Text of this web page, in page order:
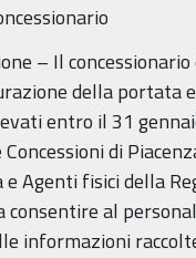
– Il
della portata
entro il 31
di
Agenti fisici della
consentire al
informazioni